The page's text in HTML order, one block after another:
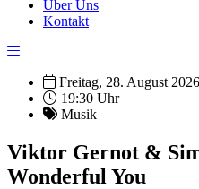
Über Uns
Kontakt
Freitag, 28. August 2026
19:30 Uhr
Musik
Viktor Gernot &
Wonderful You